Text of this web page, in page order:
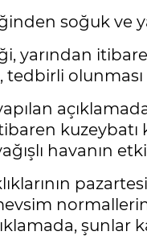
soğuk ve
yarından
tedbirli olunması
havanın
şunlar